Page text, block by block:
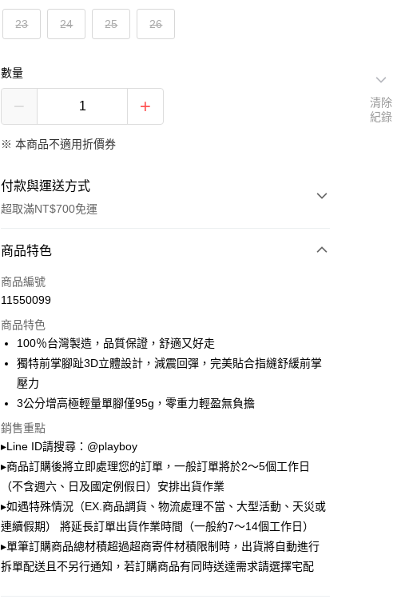
23 24 25 26
數量
※ 本商品不適用折價券
付款與運送方式
超取滿NT$700免運
付款方式
信用卡一次付款
LINE Pay
Apple Pay
街口支付
Google Pay
相關說明
【大哥付你分期使用說明】
1.本服務由台灣大哥大提供，台灣大哥大用戶可立即使用無須另外申請。
2.付款方式選擇「大哥付你分期」，訂單成立後會自動跳轉到大哥付的交易
流程，驗證手機門號後，選擇欲分期的期數、繳款截止日，確認付款後即
完成交易。
3.實際核准額度、可分期數及費用金額請依後續交易確認頁面所載為準。
ATM付款
運送方式
商品特色
商品編號
11550099
商品特色
100％台灣製造，品質保證，舒適又好走
獨特前掌腳趾3D立體設計，減震回彈，完美貼合指縫舒緩前掌
壓力
3公分增高極輕量單腳僅95g，零重力輕盈無負擔
銷售重點
▸Line ID請搜尋：@playboy
▸商品訂購後將立即處理您的訂單，一般訂單將於2～5個工作日
（不含週六、日及國定例假日）安排出貨作業
▸如遇特殊情況（EX.商品調貨、物流處理不當、大型活動、天災或
連續假期） 將延長訂單出貨作業時間（一般約7～14個工作日）
▸單筆訂購商品總材積超過超商寄件材積限制時，出貨將自動進行
拆單配送且不另行通知，若訂購商品有同時送達需求請選擇宅配
清除
紀錄